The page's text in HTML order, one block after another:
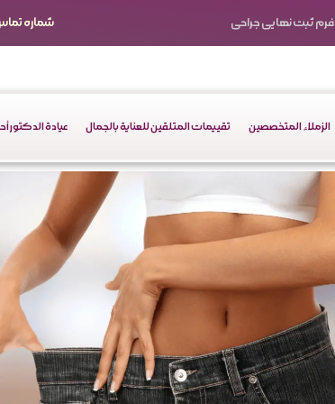
فرم ثبت نهایی جراحی شماره تماس :
الزملاء المتخصصين تقييمات المتلقين للعناية بالجمال عيادة الدكتور